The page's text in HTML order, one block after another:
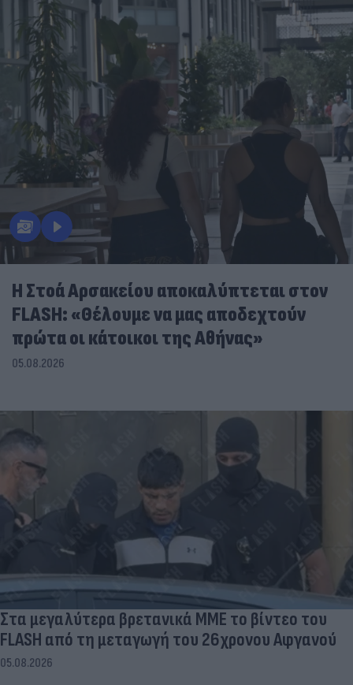
Η Στοά Αρσακείου αποκαλύπτεται στον
FLASH: «Θέλουμε να μας αποδεχτούν
πρώτα οι κάτοικοι της Αθήνας»
05.08.2026
Στα μεγαλύτερα βρετανικά ΜΜΕ το βίντεο του
FLASH από τη μεταγωγή του 26χρονου Αφγανού
05.08.2026